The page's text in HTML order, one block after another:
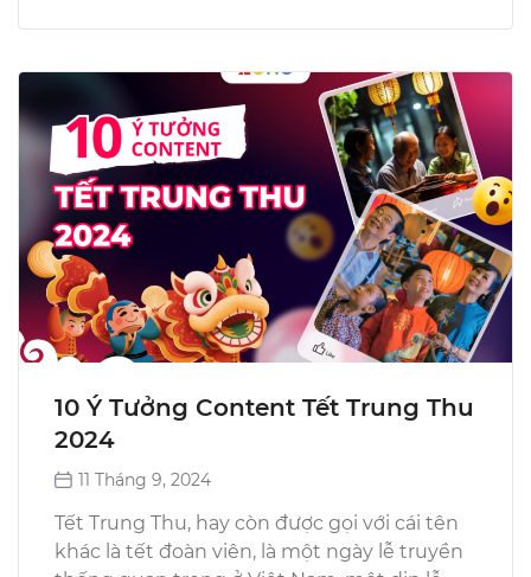
10 Ý Tưởng Content Tết Trung Thu
2024
11 Tháng 9, 2024
Tết Trung Thu, hay còn được gọi với cái tên
khác là tết đoàn viên, là một ngày lễ truyền